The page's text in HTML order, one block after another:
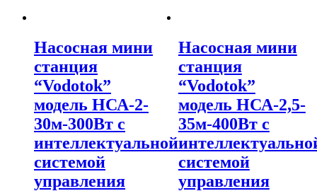
Насосная мини
станция
“Vodotok”
модель НСА-2-
30м-300Вт с
интеллектуальной
системой
управления
Насосная мини
станция
“Vodotok”
модель НСА-2,5-
35м-400Вт с
системой
управления